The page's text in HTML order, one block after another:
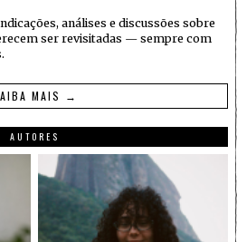
análises e discussões sobre
ser revisitadas — sempre com
MAIS →
AUTORES